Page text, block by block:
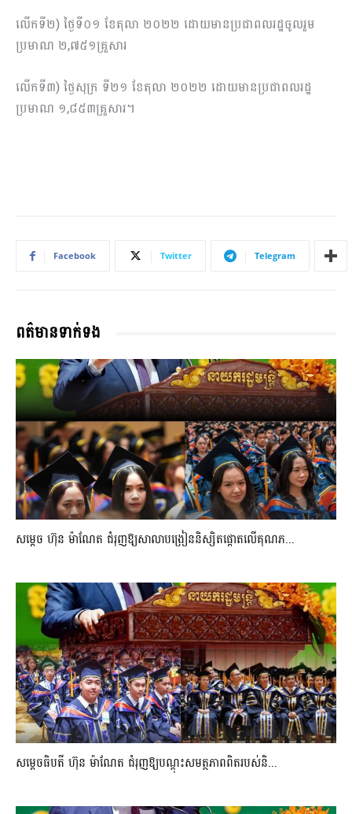
លើកទី២) ថ្ងៃទី០១ ខែតុលា ២០២២ ដោយមានប្រជាពលរដ្ឋចូលរួម
ប្រមាណ ២,៧៥១គ្រួសារ
លើកទី៣) ថ្ងៃសុក្រ ទី២១ ខែតុលា ២០២២ ដោយមានប្រជាពលរដ្ឋ
ប្រមាណ ១,៨៥៣គ្រួសារ។
Facebook Twitter Telegram
ពត៌មានទាក់ទង
សម្តេច ហ៊ុន ម៉ាណែត ជំរុញឱ្យសាលាបង្រៀននិស្សិតផ្តោតលើគុណភ...
សម្តេចធិបតី ហ៊ុន ម៉ាណែត ជំរុញឱ្យបណ្តុះសមត្ថភាពពិតរបស់និ...